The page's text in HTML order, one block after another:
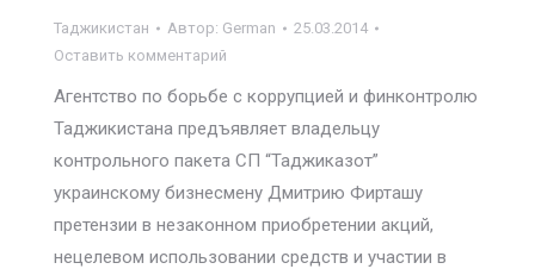
Таджикистан Автор: German
25.03.2014
Оставить комментарий
Агентство по борьбе с коррупцией и финконтролю
Таджикистана предъявляет владельцу
контрольного пакета СП “Таджиказот”
украинскому бизнесмену Дмитрию Фирташу
претензии в незаконном приобретении акций,
нецелевом использовании средств и участии в